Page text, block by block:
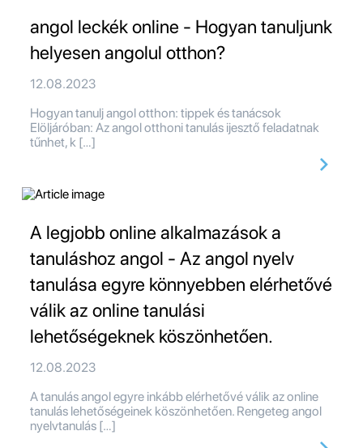
angol leckék online - Hogyan tanuljunk
helyesen angolul otthon?
12.08.2023
Hogyan tanulj angol otthon: tippek és tanácsok
Elöljáróban: Az angol otthoni tanulás ijesztő feladatnak
tűnhet, k […]
A legjobb online alkalmazások a
tanuláshoz angol - Az angol nyelv
tanulása egyre könnyebben elérhetővé
válik az online tanulási
lehetőségeknek köszönhetően.
12.08.2023
A tanulás angol egyre inkább elérhetővé válik az online
tanulás lehetőségeinek köszönhetően. Rengeteg angol
nyelvtanulás […]